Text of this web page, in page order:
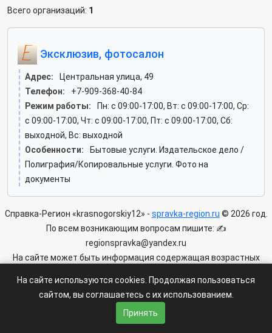
Всего организаций: 1
Эксклюзив, фотосалон
Адрес:
Центральная улица, 49
Телефон:
+7-909-368-40-84
Режим работы:
Пн: c 09:00-17:00, Вт: c 09:00-17:00, Ср:
c 09:00-17:00, Чт: c 09:00-17:00, Пт: c 09:00-17:00, Сб:
выходной, Вс: выходной
Особенности:
Бытовые услуги. Издательское дело /
Полиграфия/Копировальные услуги. Фото на
документы
Справка-Регион «krasnogorskiy12» - spravka-region.ru © 2026 год.
По всем возникающим вопросам пишите: ✍
regionspravka@yandex.ru
На сайте может быть информация содержащая возрастных
Пользовательское соглашение|Политика конфиденциальности
Условия доступа к сайту
На сайте используются cookies. Продолжая пользоваться
сайтом, вы соглашаетесь с их использованием.
Принять